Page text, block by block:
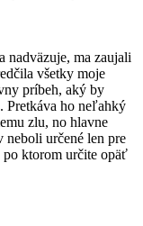
nadväzuje, ma zaujali
všetky moje
príbeh, aký by
Pretkáva ho neľahký
zlu, no hlavne
neboli určené len pre
po ktorom určite opäť